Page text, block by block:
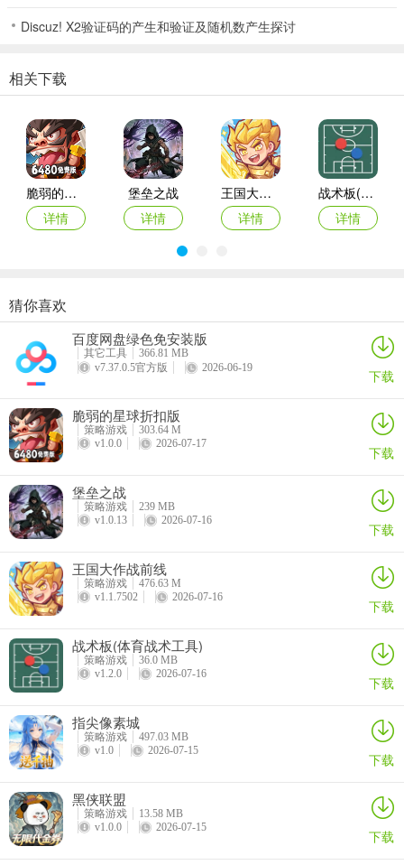
齿轮兽卫队1.00版怎么样
齿轮兽卫队1.00版怎么样？它玩法独特，是魔性玩法齿轮肉鸽，还有
Roguelike的快乐战斗。有全新关卡登场，新增强力英雄角色，多项问
题修复，游戏性能也全面提升，给玩家带来不一样的策略塔防体验。
Discuz! X2验证码的产生和验证及随机数产生探讨
相关下载
脆弱的星球折扣版
详情
堡垒之战
详情
王国大作战前线
详情
战术板(体育战术工具)
详情
指尖像素城
详情
黑侠联盟
详情
最后庇护所瘟疫
御兽岛
猜你喜欢
百度网盘绿色免安装版
其它工具
366.81 MB
v7.37.0.5官方版
2026-06-19 下载
脆弱的星球折扣版
策略游戏
303.64 M
v1.0.0
2026-07-17 下载
堡垒之战
策略游戏
239 MB
v1.0.13
2026-07-16 下载
王国大作战前线
策略游戏
476.63 M
v1.1.7502
2026-07-16 下载
战术板(体育战术工具)
策略游戏
36.0 MB
v1.2.0
2026-07-16 下载
指尖像素城
策略游戏
497.03 MB
v1.0
2026-07-15 下载
黑侠联盟
策略游戏
13.58 MB
v1.0.0
2026-07-15 下载